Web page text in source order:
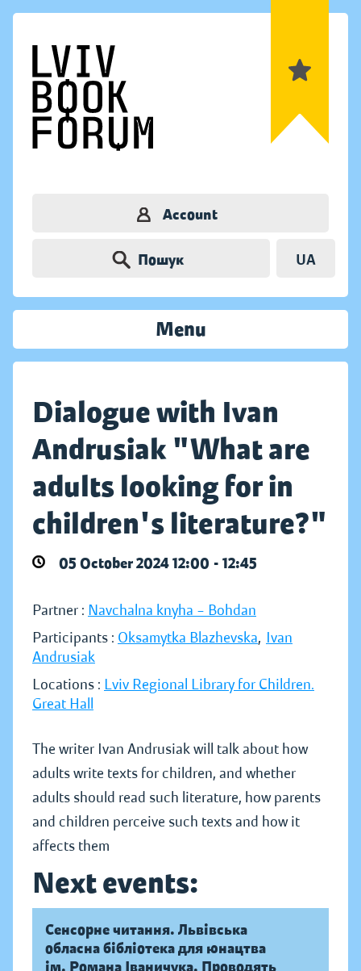
Account
Пошук UA
Menu
Dialogue with Ivan
Andrusiak "What are
adults looking for in
children's literature?"
05 October 2024 12:00 - 12:45
Partner : Navchalna knyha – Bohdan
Participants : Oksamytka Blazhevska, Ivan
Andrusiak
Locations : Lviv Regional Library for Children.
Great Hall
The writer Ivan Andrusiak will talk about how
adults write texts for children, and whether
adults should read such literature, how parents
and children perceive such texts and how it
affects them
Next events:
Сенсорне читання. Львівська
обласна бібліотека для юнацтва
ім. Романа Іваничука. Проводять